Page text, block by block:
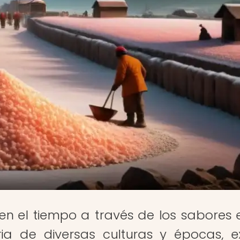
el tiempo a través de los sabores
de diversas culturas y épocas,